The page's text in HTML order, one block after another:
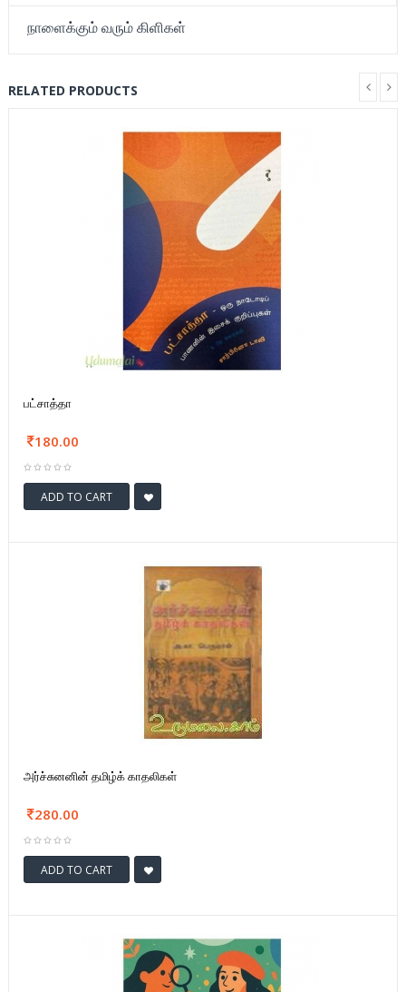
நாளைக்கும் வரும் கிளிகள்
RELATED PRODUCTS
பட்சாத்தா
180.00
ADD TO CART
அர்ச்சுனனின் தமிழ்க் காதலிகள்
280.00
ADD TO CART